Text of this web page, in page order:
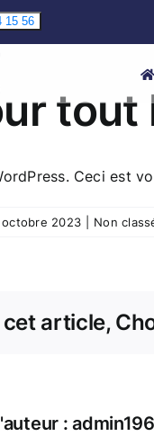
15 56
tout
Ceci est
octobre 2023 Non
article,
: